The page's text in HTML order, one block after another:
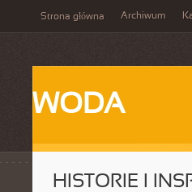
Strona główna Archiwum
WODA
HISTORIE I